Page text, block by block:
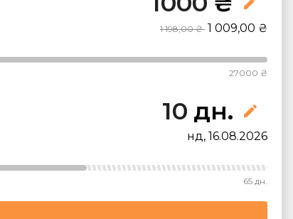
1 198,00 ₴ 1 009,00 ₴
27000 ₴
дн. edit
нд, 16.08.2026
65 дн.